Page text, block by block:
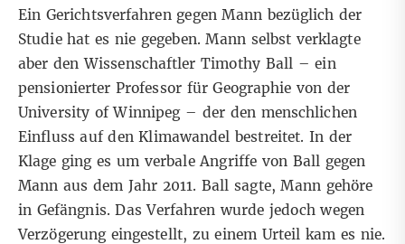
Ein Gerichtsverfahren gegen Mann bezüglich der
Studie hat es nie gegeben. Mann selbst verklagte
aber den Wissenschaftler Timothy Ball – ein
pensionierter Professor für Geographie von der
University of Winnipeg – der den menschlichen
Einfluss auf den Klimawandel bestreitet. In der
Klage ging es um verbale Angriffe von Ball gegen
Mann aus dem Jahr 2011. Ball sagte, Mann gehöre
in Gefängnis. Das Verfahren wurde jedoch wegen
Verzögerung eingestellt, zu einem Urteil kam es nie.